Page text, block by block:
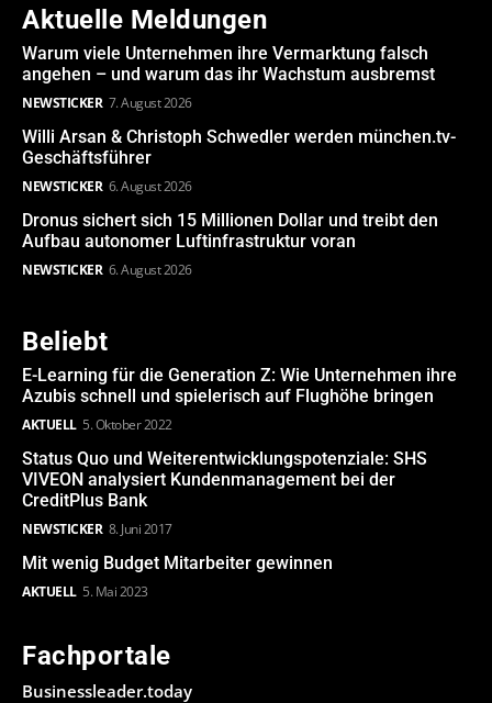
Aktuelle Meldungen
Warum viele Unternehmen ihre Vermarktung falsch
angehen – und warum das ihr Wachstum ausbremst
NEWSTICKER 7. August 2026
Willi Arsan & Christoph Schwedler werden münchen.tv-
Geschäftsführer
NEWSTICKER 6. August 2026
Dronus sichert sich 15 Millionen Dollar und treibt den
Aufbau autonomer Luftinfrastruktur voran
NEWSTICKER 6. August 2026
Beliebt
E-Learning für die Generation Z: Wie Unternehmen ihre
Azubis schnell und spielerisch auf Flughöhe bringen
AKTUELL 5. Oktober 2022
Status Quo und Weiterentwicklungspotenziale: SHS
VIVEON analysiert Kundenmanagement bei der
CreditPlus Bank
NEWSTICKER 8. Juni 2017
Mit wenig Budget Mitarbeiter gewinnen
AKTUELL 5. Mai 2023
Fachportale
Businessleader.today